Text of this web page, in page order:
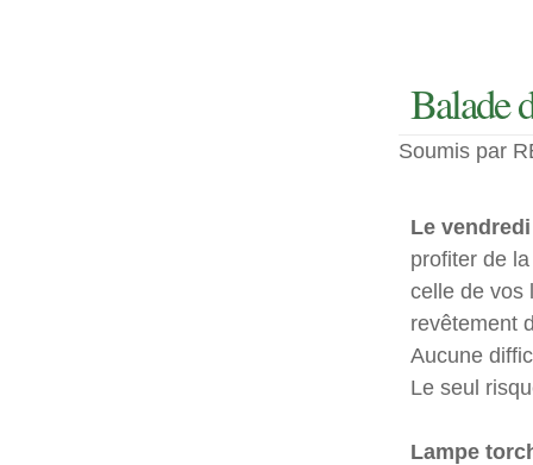
Balade
Soumis par
Le
profiter de
celle de vos
revêtement
Aucune
Le seul
Lampe